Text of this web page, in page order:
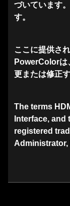
づいています
す。
ここに提供さ
PowerColorは
更または修正
The terms
Interface,
registered
Administrator,